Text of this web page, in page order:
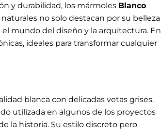
y durabilidad, los mármoles Blanco
no solo destacan por su belleza
mundo del diseño y la arquitectura. En
ideales para transformar cualquier
blanca con delicadas vetas grises.
utilizada en algunos de los proyectos
la historia. Su estilo discreto pero